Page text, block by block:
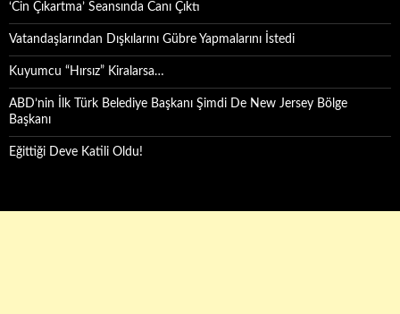
‘Cin Çıkartma’ Seansında Canı Çıktı
Vatandaşlarından Dışkılarını Gübre Yapmalarını İstedi
Kuyumcu “Hırsız” Kiralarsa…
ABD’nin İlk Türk Belediye Başkanı Şimdi De New Jersey Bölge
Başkanı
Eğittiği Deve Katili Oldu!